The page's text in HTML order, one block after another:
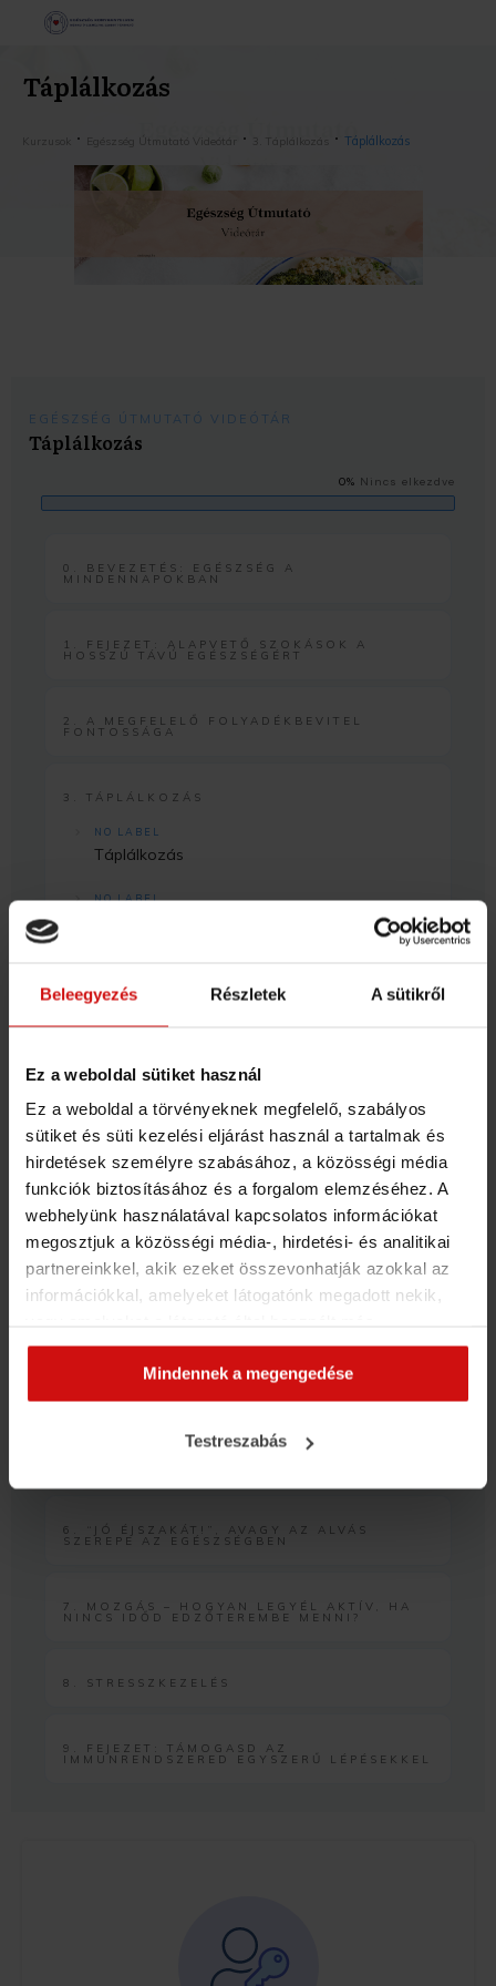
Beleegyezés Részletek A sütikről
Ez a weboldal sütiket használ
Ez a weboldal a törvényeknek megfelelő, szabályos
sütiket és süti kezelési eljárást használ a tartalmak és
hirdetések személyre szabásához, a közösségi média
funkciók biztosításához és a forgalom elemzéséhez. A
webhelyünk használatával kapcsolatos információkat
megosztjuk a közösségi média-, hirdetési- és analitikai
partnereinkkel, akik ezeket összevonhatják azokkal az
információkkal, amelyeket látogatónk megadott nekik,
szolgáltatásokból gyűjtöttek. Elfogadásával segíti a
munkánkat és nagyobb felhasználói élményt
biztosíthatunk mi is látogatóinknak.
Mindennek a megengedése
Testreszabás
Táplálkozás
Kurzusok Egészség Útmutató Videótár 3. Táplálkozás Táplálkozás
EGÉSZSÉG ÚTMUTATÓ VIDEÓTÁR
Táplálkozás
0% Nincs elkezdve
0. BEVEZETÉS: EGÉSZSÉG A
MINDENNAPOKBAN
1. FEJEZET: ALAPVETŐ SZOKÁSOK A
HOSSZÚ TÁVÚ EGÉSZSÉGÉRT
2. A MEGFELELŐ FOLYADÉKBEVITEL
FONTOSSÁGA
3. TÁPLÁLKOZÁS
NO LABEL
Táplálkozás
NO LABEL
Diéta vagy életmódváltás
NO LABEL
Kalória vagy tápanyag
NO LABEL
Fermentálás
"Mentes" rejtély
NO LABEL
4. BÉLFLÓRA ÉS ROSTBEVITEL
6. “JÓ ÉJSZAKÁT!”, AVAGY AZ ALVÁS
SZEREPE AZ EGÉSZSÉGBEN
7. MOZGÁS – HOGYAN LEGYÉL AKTÍV, HA
NINCS IDŐD EDZŐTEREMBE MENNI?
8. STRESSZKEZELÉS
9. FEJEZET: TÁMOGASD AZ
IMMUNRENDSZERED EGYSZERŰ LÉPÉSEKKEL